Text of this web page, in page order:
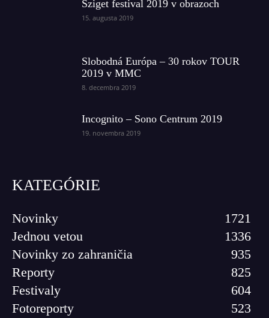
Sziget festival 2019 v obrazoch
15. augusta 2019
Slobodná Európa – 30 rokov TOUR
2019 v MMC
8. decembra 2019
Incognito – Sono Centrum 2019
19. novembra 2019
KATEGÓRIE
Novinky
1721
Jednou vetou
1336
Novinky zo zahraničia
935
Reporty
825
Festivaly
604
Fotoreporty
523